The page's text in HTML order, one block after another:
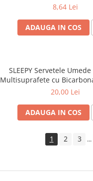
8,64 Lei
ADAUGA IN COS
SLEEPY Servetele
Multisuprafete cu
Eucalipt - White Soap
20,00 Lei
ADAUGA IN COS
1 2 3 ...